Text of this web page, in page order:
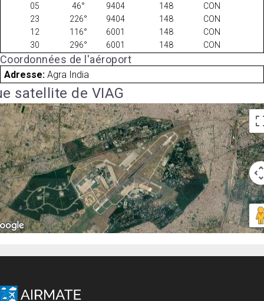
05 46° 9404 148
CON
23
226° 9404 148
CON
12
116° 6001 148
CON
30
296° 6001 148 CON
Coordonnées de l'aéroport
Adresse: Agra India
satellite de VIAG